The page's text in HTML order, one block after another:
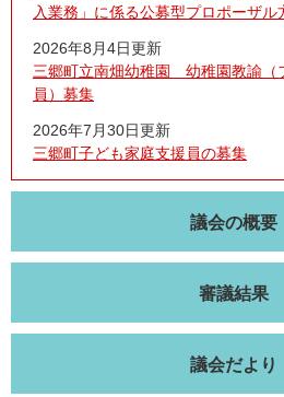
入業務」に係る公募型プロポーザ
2026年8月4日更新
三郷町立南畑幼稚園 幼稚園教諭（
員）募集
2026年7月30日更新
三郷町子ども家庭支援員の募集
議会の概要
審議結果
議会だより